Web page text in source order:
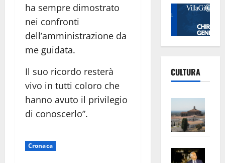
ha sempre dimostrato
nei confronti
dell’amministrazione da
me guidata.
Il suo ricordo resterà
vivo in tutti coloro che
hanno avuto il privilegio
di conoscerlo”.
Cronaca
CULTURA